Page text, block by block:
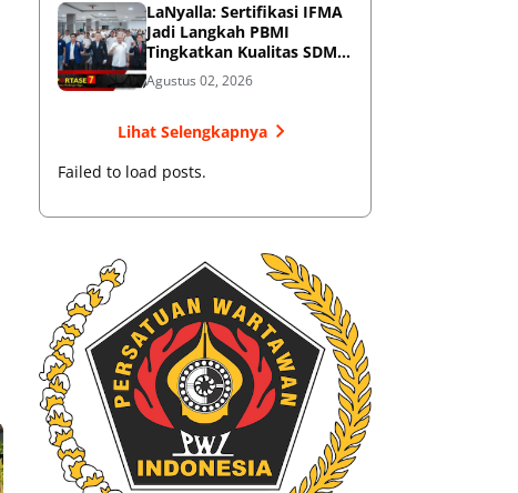
LaNyalla: Sertifikasi IFMA
Jadi Langkah PBMI
Tingkatkan Kualitas SDM
Muaythai
Agustus 02, 2026
Lihat Selengkapnya
Failed to load posts.